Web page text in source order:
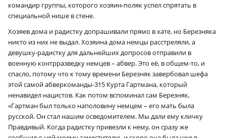
командир группы, которого хозяин-поляк успел спрятать в
специальной нише в стене.
Хозяев дома и радистку допрашивали прямо в хате, но Березняка
никто из них не выдал. Хозяина дома немцы расстреляли, а
девушку-радистку для дальнейших допросов отправили в
военную контрразведку немцев – абвер. Это её, в общем-то, и
спасло, потому что к тому времени Березняк завербовал шефа
этой самой абверкоманды-315 Курта Гартмана, который
ненавидел нацистов. Как потом вспоминал сам Березняк,
«Гартман был только наполовину немцем – его мать была
русской. Он стал нашим осведомителем. Мы дали ему кличку
Правдивый. Когда радистку привезли к нему, он сразу же